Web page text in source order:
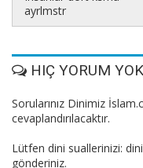
ayrlmstr
HIÇ YORUM YOK
Sorularınız Dinimiz
cevaplandırılacaktır.
Lütfen dini suallerinizi:
gönderiniz.